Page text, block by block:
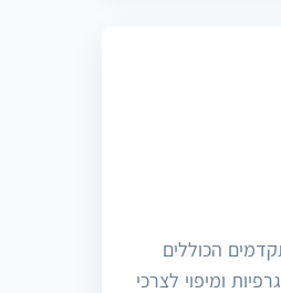
הכוללים
ומיפוי לצרכי